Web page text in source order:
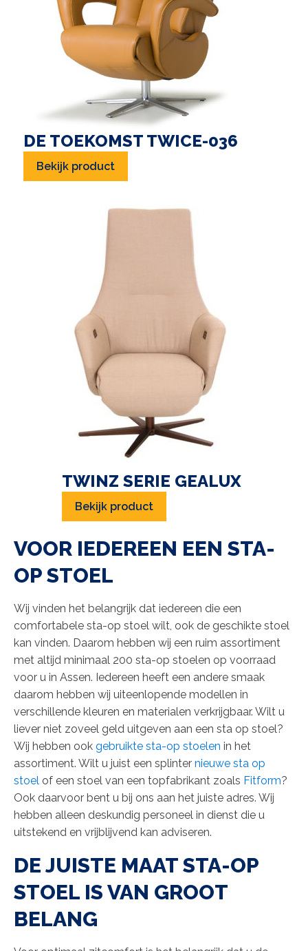
DE TOEKOMST TWICE-036
Bekijk product
TWINZ SERIE GEALUX
Bekijk product
VOOR IEDEREEN EEN STA-
OP STOEL
Wij vinden het belangrijk dat iedereen die een
comfortabele sta-op stoel wilt, ook de geschikte stoel
kan vinden. Daarom hebben wij een ruim assortiment
met altijd minimaal 200 sta-op stoelen op voorraad
voor u in Assen. Iedereen heeft een andere smaak
daarom hebben wij uiteenlopende modellen in
verschillende kleuren en materialen verkrijgbaar. Wilt u
liever niet zoveel geld uitgeven aan een sta op stoel?
Wij hebben ook gebruikte sta-op stoelen in het
assortiment. Wilt u juist een splinter nieuwe sta op
stoel of een stoel van een topfabrikant zoals Fitform?
Ook daarvoor bent u bij ons aan het juiste adres. Wij
hebben alleen deskundig personeel in dienst die u
uitstekend en vrijblijvend kan adviseren.
DE JUISTE MAAT STA-OP
STOEL IS VAN GROOT
BELANG